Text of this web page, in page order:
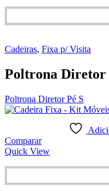
Cadeiras, Fixa p/ Visita
Poltrona Diretor
Poltrona Diretor Pé S
Comparar
Quick View